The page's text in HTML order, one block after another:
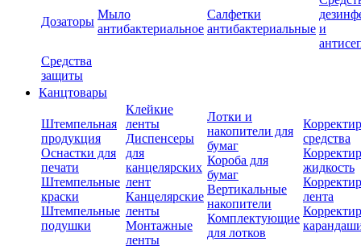
Дозаторы
Мыло
антибактериальное
Салфетки
антибактериальные и
Средства
защиты
Канцтовары
Штемпельная
продукция
Оснастки для
печати
Штемпельные
краски
Штемпельные
подушки
Клейкие
ленты
Диспенсеры
для
канцелярских
лент
Канцелярские
ленты
Монтажные
ленты
Лотки и
накопители для
бумаг
Короба для
бумаг
Вертикальные
накопители
Комплектующие
для лотков
средства
жидкость
лента